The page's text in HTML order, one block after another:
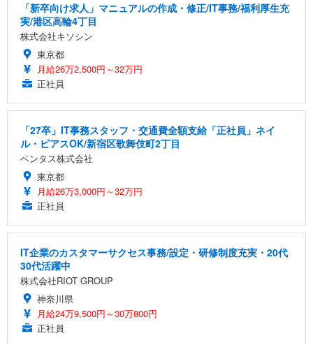
「新卒向け求人」マニュアルの作成・修正/IT事務/福利厚生充
実/港区高輪4丁目
株式会社キソシン
東京都
月給26万2,500円～32万円
正社員
「27卒」IT事務スタッフ・交通費全額支給「正社員」ネイ
ル・ピアスOK/新宿区歌舞伎町2丁目
ベンタス株式会社
東京都
月給26万3,000円～32万円
正社員
IT企業のカスタマーサクセス事務/設定・研修制度充実・20代
30代活躍中
株式会社RIOT GROUP
神奈川県
月給24万9,500円～30万800円
正社員